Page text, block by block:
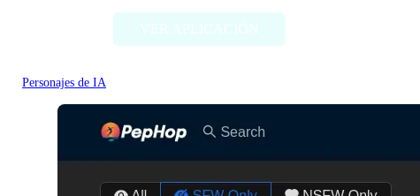
Personajes de IA